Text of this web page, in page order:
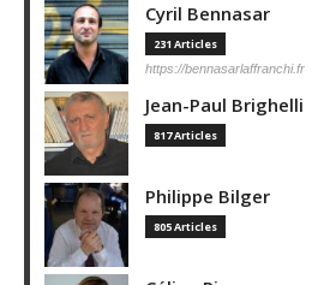
Cyril Bennasar
231 Articles
https://bennasarlaffranchi.fr
Jean-Paul Brighelli
817 Articles
Philippe Bilger
805 Articles